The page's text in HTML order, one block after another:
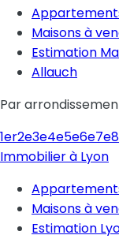
Maisons à
Estimation
Allauch
Par
1er2e3e4e5e6e7e
Immobilier à Lyon
Maisons à
Estimation